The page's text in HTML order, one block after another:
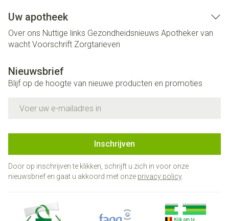
Uw apotheek
Over ons Nuttige links Gezondheidsnieuws Apotheker van
wacht Voorschrift Zorgtarieven
Nieuwsbrief
Blijf op de hoogte van nieuwe producten en promoties
Inschrijven
Door op inschrijven te klikken, schrijft u zich in voor onze
nieuwsbrief en gaat u akkoord met onze privacy policy.